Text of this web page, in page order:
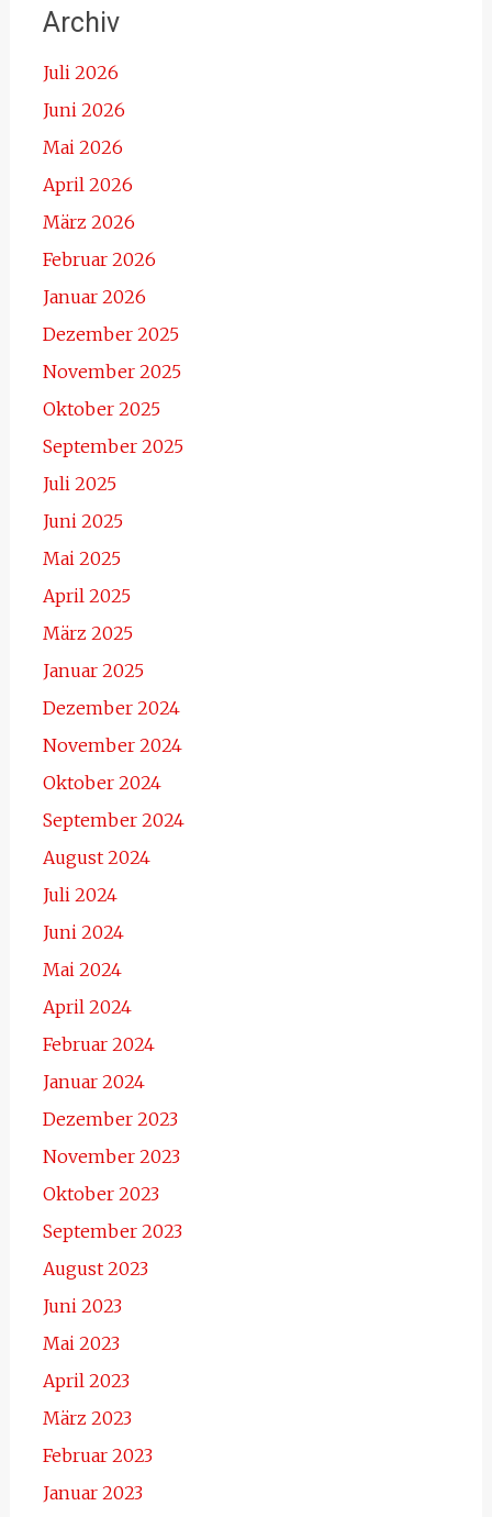
Archiv
Juli 2026
Juni 2026
Mai 2026
April 2026
März 2026
Februar 2026
Januar 2026
Dezember 2025
November 2025
Oktober 2025
September 2025
Juli 2025
Juni 2025
Mai 2025
April 2025
März 2025
Januar 2025
Dezember 2024
November 2024
Oktober 2024
September 2024
August 2024
Juli 2024
Juni 2024
Mai 2024
April 2024
Februar 2024
Januar 2024
Dezember 2023
November 2023
Oktober 2023
September 2023
August 2023
Juni 2023
Mai 2023
April 2023
März 2023
Februar 2023
Januar 2023